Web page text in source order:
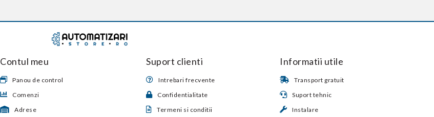
Contul meu
Panou de control
Comenzi
Adrese
Suport clienti
Intrebari frecvente
Confidentialitate
Termeni si conditii
Informatii utile
Transport gratuit
Suport tehnic
Instalare